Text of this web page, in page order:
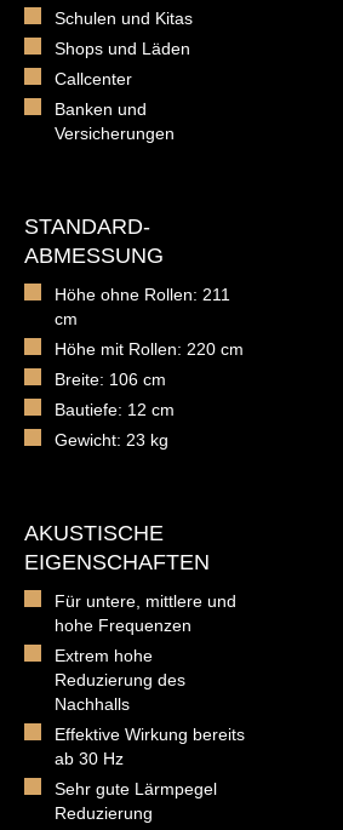
Schulen und Kitas
Shops und Läden
Callcenter
Banken und
Versicherungen
STANDARD-
ABMESSUNG
Höhe ohne Rollen: 211
cm
Höhe mit Rollen: 220 cm
Breite: 106 cm
Bautiefe: 12 cm
Gewicht: 23 kg
AKUSTISCHE
EIGENSCHAFTEN
Für untere, mittlere und
hohe Frequenzen
Extrem hohe
Reduzierung des
Nachhalls
Effektive Wirkung bereits
ab 30 Hz
Sehr gute Lärmpegel
Reduzierung